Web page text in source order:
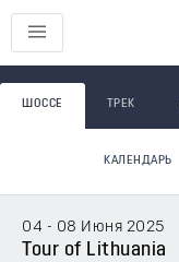
ШОССЕ ТРЕК
КАЛЕНДАРЬ
04 - 08 Июня 2025
Tour of Lithuania